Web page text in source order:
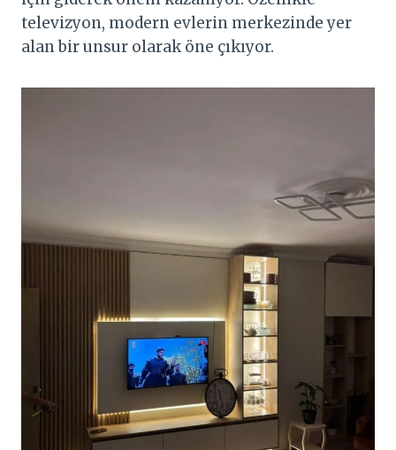
televizyon, modern evlerin merkezinde yer
alan bir unsur olarak öne çıkıyor.